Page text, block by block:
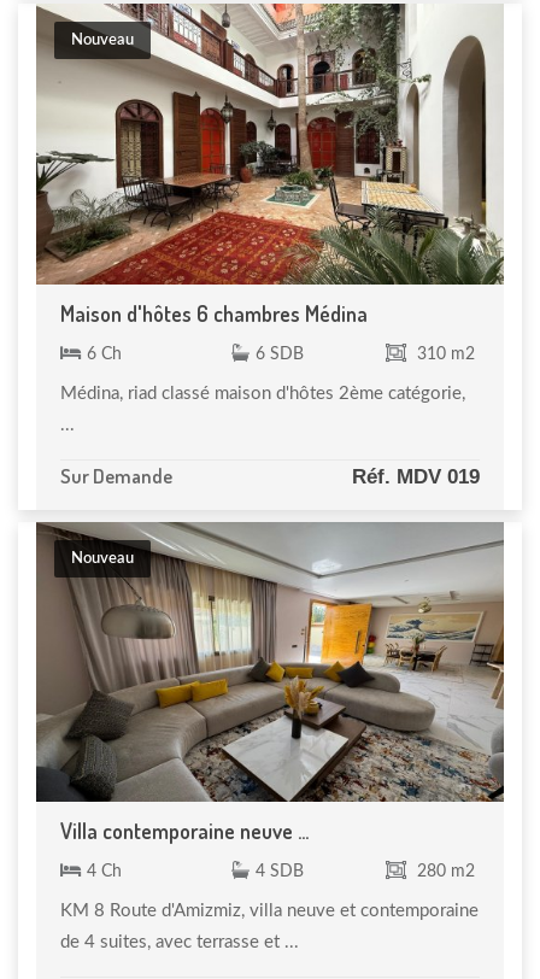
Nouveau
Maison d'hôtes 6 chambres Médina
6 Ch 6 SDB 310 m2
Médina, riad classé maison d'hôtes 2ème catégorie,
...
Sur Demande Réf. MDV 019
Nouveau
Villa contemporaine neuve ...
4 Ch 4 SDB 280 m2
KM 8 Route d'Amizmiz, villa neuve et contemporaine
de 4 suites, avec terrasse et ...